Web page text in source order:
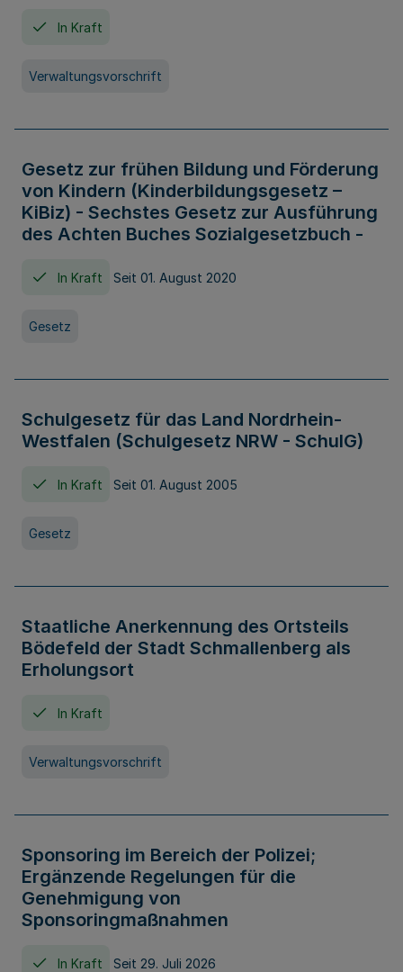
In Kraft
Verwaltungsvorschrift
Gesetz zur frühen Bildung und Förderung
von Kindern (Kinderbildungsgesetz –
KiBiz) - Sechstes Gesetz zur Ausführung
des Achten Buches Sozialgesetzbuch -
In Kraft Seit 01. August 2020
Gesetz
Schulgesetz für das Land Nordrhein-
Westfalen (Schulgesetz NRW - SchulG)
In Kraft Seit 01. August 2005
Gesetz
Staatliche Anerkennung des Ortsteils
Bödefeld der Stadt Schmallenberg als
Erholungsort
In Kraft
Verwaltungsvorschrift
Sponsoring im Bereich der Polizei;
Ergänzende Regelungen für die
Genehmigung von
Sponsoringmaßnahmen
In Kraft Seit 29. Juli 2026